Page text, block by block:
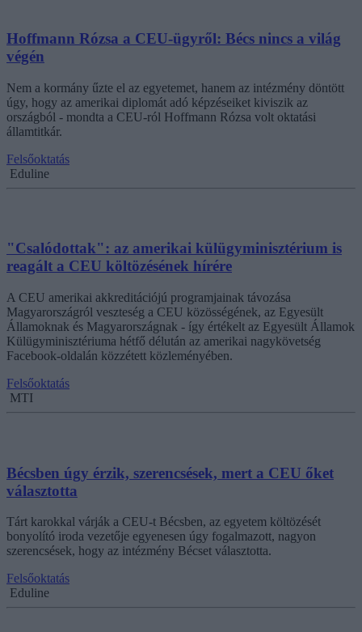
Hoffmann Rózsa a CEU-ügyről: Bécs nincs a világ
végén
Nem a kormány űzte el az egyetemet, hanem az intézmény döntött
úgy, hogy az amerikai diplomát adó képzéseiket kiviszik az
országból - mondta a CEU-ról Hoffmann Rózsa volt oktatási
államtitkár.
Felsőoktatás
Eduline
"Csalódottak": az amerikai külügyminisztérium is
reagált a CEU költözésének hírére
A CEU amerikai akkreditációjú programjainak távozása
Magyarországról veszteség a CEU közösségének, az Egyesült
Államoknak és Magyarországnak - így értékelt az Egyesült Államok
Külügyminisztériuma hétfő délután az amerikai nagykövetség
Facebook-oldalán közzétett közleményében.
Felsőoktatás
MTI
Bécsben úgy érzik, szerencsések, mert a CEU őket
választotta
Tárt karokkal várják a CEU-t Bécsben, az egyetem költözését
bonyolító iroda vezetője egyenesen úgy fogalmazott, nagyon
szerencsések, hogy az intézmény Bécset választotta.
Felsőoktatás
Eduline